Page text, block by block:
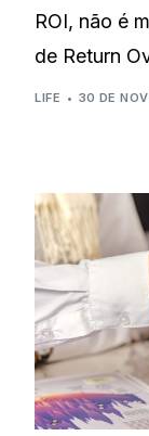
ROI, não é
de Return
LIFE 30 DE